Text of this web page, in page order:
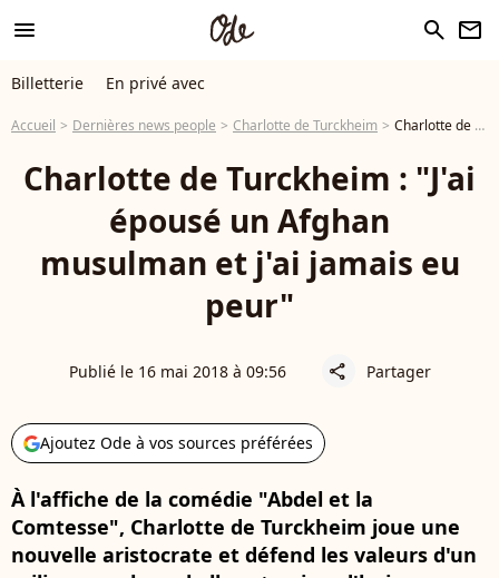
menu search newsletter
Billetterie En privé avec
Accueil Dernières news people Charlotte de Turckheim Charlotte de Turckheim : "J'ai épousé un Afghan musulman et j'ai jamais eu peur"
Charlotte de Turckheim : "J'ai
épousé un Afghan
musulman et j'ai jamais eu
peur"
Publié le 16 mai 2018 à 09:56 share Partager
Ajoutez Ode à vos sources préférées
À l'affiche de la comédie "Abdel et la
Comtesse", Charlotte de Turckheim joue une
nouvelle aristocrate et défend les valeurs d'un